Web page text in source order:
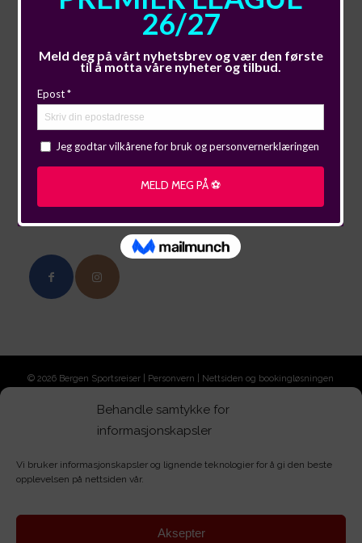
Behandle samtykke for
informasjonskapsler
Vi bruker informasjonskapsler og lignende teknologier for å gi den beste
opplevelsen på nettsiden vår.
Aksepter
Firmaturer
Betalingsmåter
Reisevilkår
Om oss
Meld deg på vårt nyhetsbrev
© 2026Bergen Sportsreiser | Personvern | Nettsiden og bookingløsningen